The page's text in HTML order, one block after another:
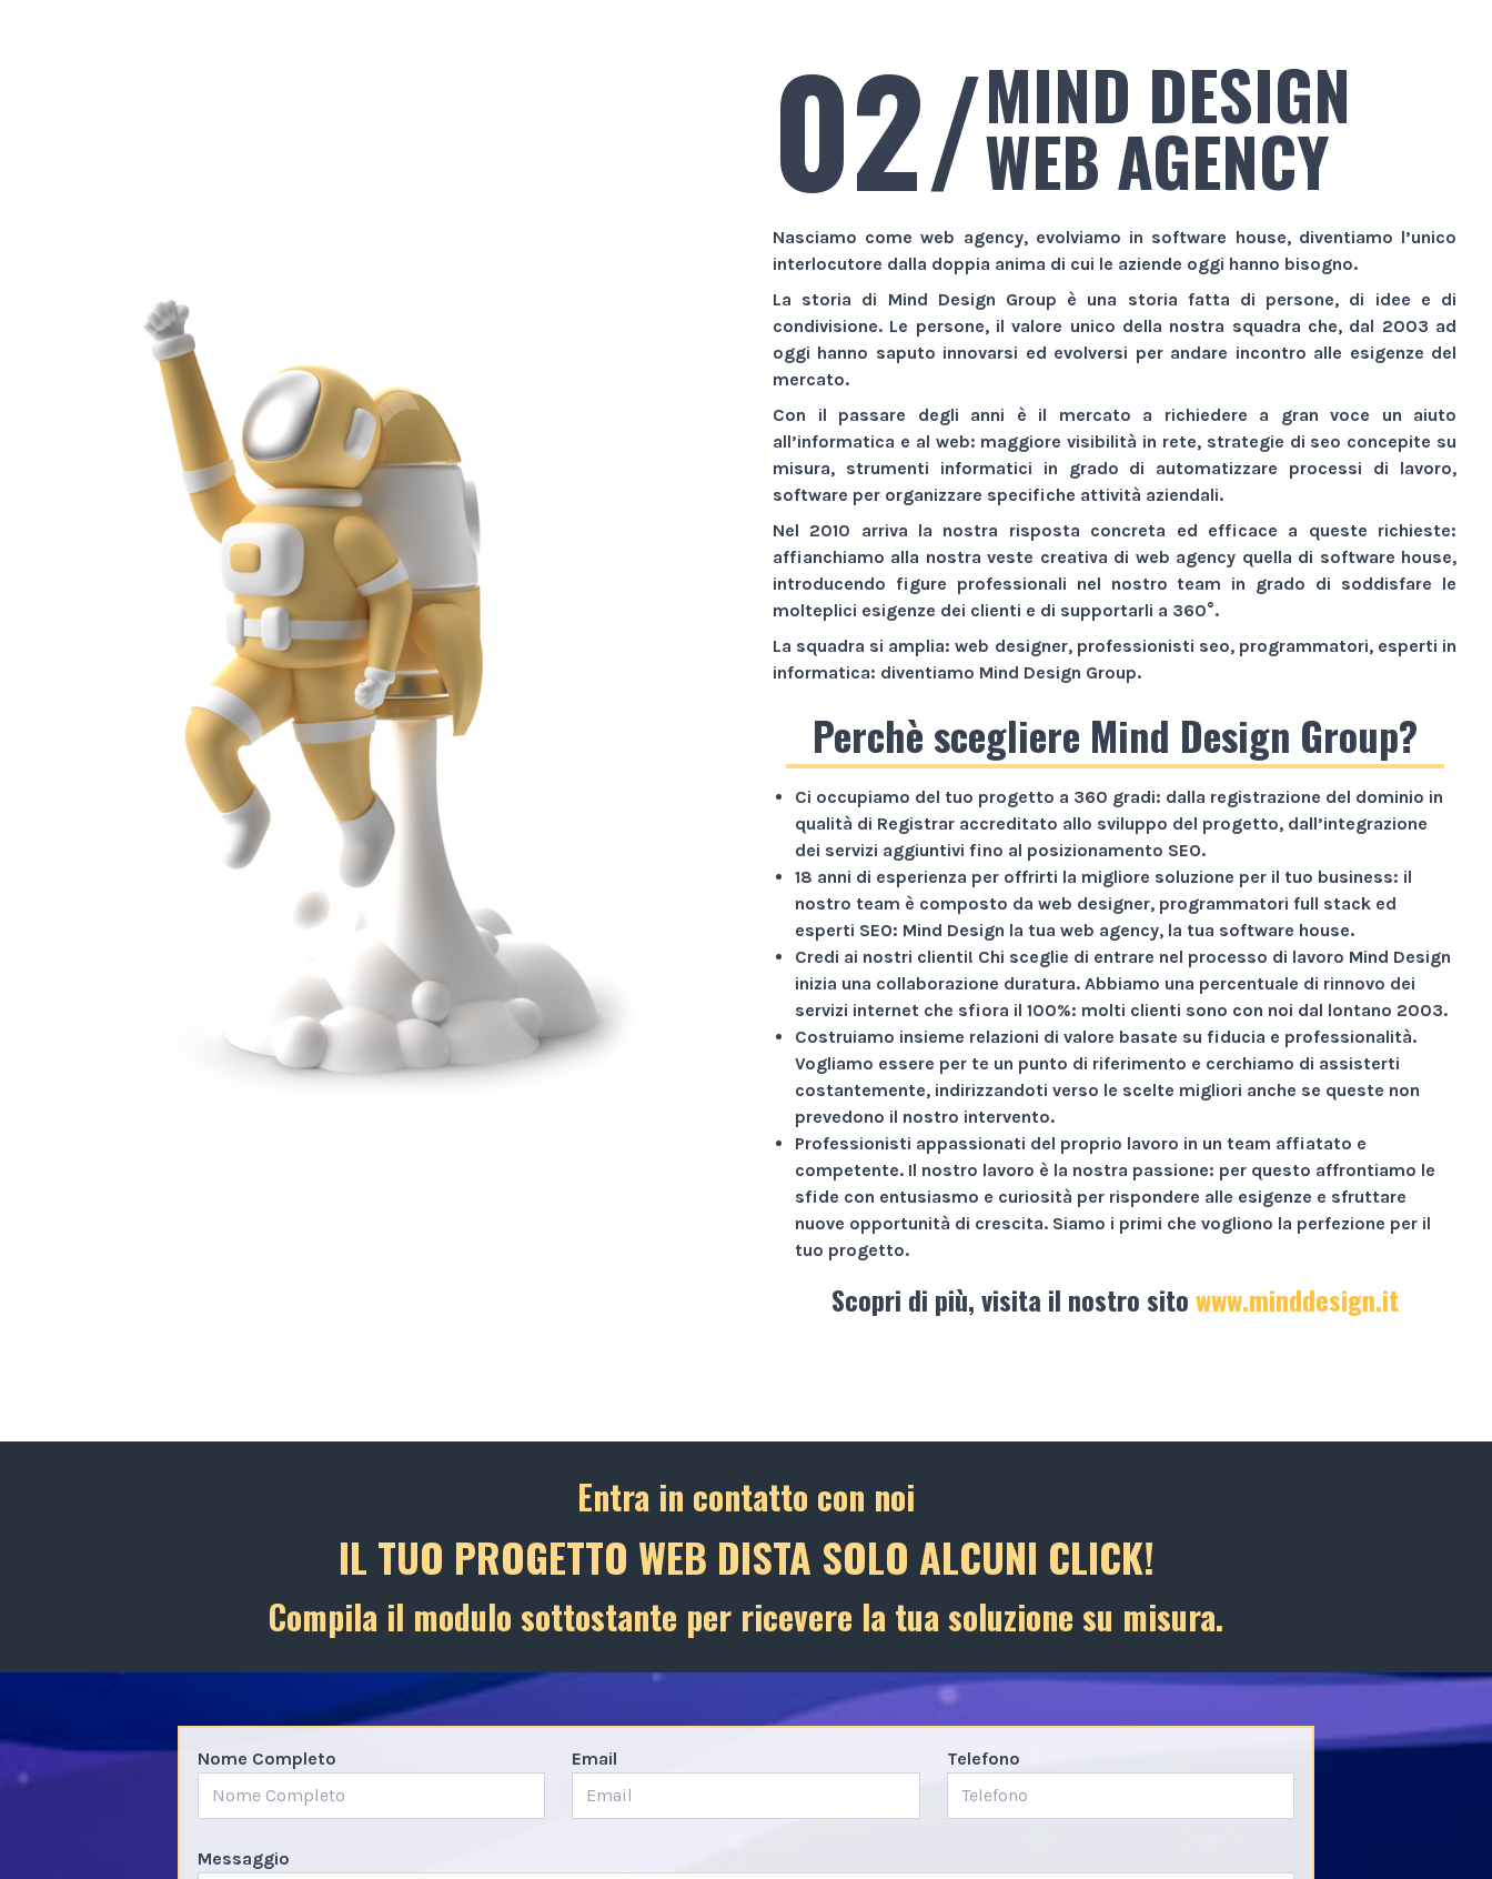
02/MIND DESIGN
WEB AGENCY
Nasciamo comeweb agency, evolviamo in software house, diventiamo l’unico
interlocutore dalla doppia anima di cui le aziende oggi hanno bisogno.
La storia di Mind Design Group è una storia fatta di persone, di idee e di
condivisione. Le persone, il valore unico della nostra squadra che, dal 2003 ad
oggi hanno saputo innovarsi ed evolversi per andare incontro alle esigenze del
mercato.
Con il passare degli anni è il mercato a richiedere a gran voce un aiuto
all’informatica e al web: maggiore visibilità in rete, strategie di seo concepite su
misura, strumenti informatici in grado di automatizzare processi di lavoro,
software per organizzare specifiche attività aziendali.
Nel 2010 arriva la nostra risposta concreta ed efficace a queste richieste:
affianchiamo alla nostra veste creativa di web agency quella di software house,
introducendo figure professionali nel nostro team in grado di soddisfare le
molteplici esigenze dei clienti e di supportarli a 360°.
La squadra si amplia: web designer, professionisti seo, programmatori, esperti in
informatica: diventiamo Mind Design Group.
Perchè scegliere Mind Design Group?
Ci occupiamo del tuo progetto a 360 gradi: dalla registrazione del dominio in
qualità di Registrar accreditato allo sviluppo del progetto, dall’integrazione
dei servizi aggiuntivi fino al posizionamento SEO.
18 anni di esperienza per offrirti la migliore soluzione per il tuo business: il
nostro team è composto da web designer, programmatori full stack ed
esperti SEO: Mind Design la tua web agency, la tua software house.
Credi ai nostri clienti! Chi sceglie di entrare nel processo di lavoro Mind Design
inizia una collaborazione duratura. Abbiamo una percentuale di rinnovo dei
servizi internet che sfiora il 100%: molti clienti sono con noi dal lontano 2003.
Costruiamo insieme relazioni di valore basate su fiducia e professionalità.
Vogliamo essere per te un punto di riferimento e cerchiamo di assisterti
costantemente, indirizzandoti verso le scelte migliori anche se queste non
prevedono il nostro intervento.
Professionisti appassionati del proprio lavoro in un team affiatato e
competente. Il nostro lavoro è la nostra passione: per questo affrontiamo le
sfide con entusiasmo e curiosità per rispondere alle esigenze e sfruttare
nuove opportunità di crescita. Siamo i primi che vogliono la perfezione per il
tuo progetto.
Scopri di più, visita il nostro sitowww.minddesign.it
Entra in contatto con noi
IL TUO PROGETTO WEB DISTA SOLO ALCUNI CLICK!
Compila il modulo sottostante per ricevere la tua soluzione su misura.
Nome Completo Email Telefono
Messaggio